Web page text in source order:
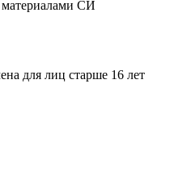
материалами СИ
для лиц старше 16 лет